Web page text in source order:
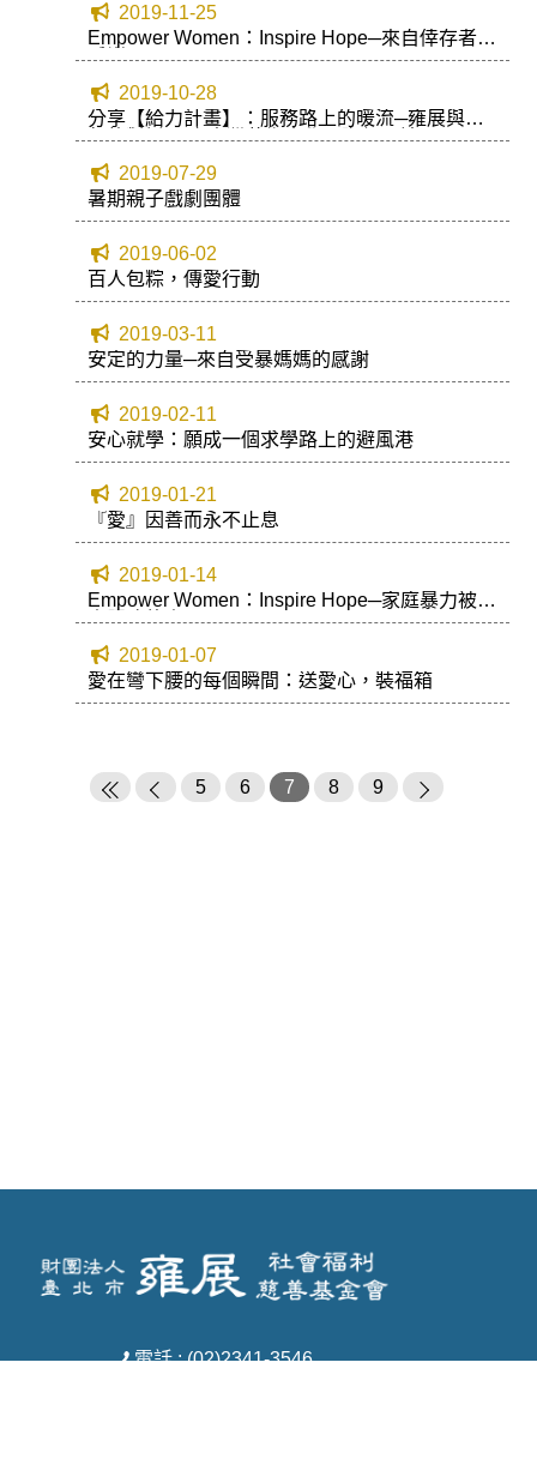
2019-11-25
Empower Women：Inspire Hope─來自倖存者的
感謝(1)
2019-10-28
分享【給力計畫】：服務路上的暖流─雍展與青
年的對話/國立臺灣藝術大學國際紅豆社
2019-07-29
暑期親子戲劇團體
2019-06-02
百人包粽，傳愛行動
2019-03-11
安定的力量─來自受暴媽媽的感謝
2019-02-11
安心就學：願成一個求學路上的避風港
2019-01-21
『愛』因善而永不止息
2019-01-14
Empower Women：Inspire Hope─家庭暴力被害
人服務故事
2019-01-07
愛在彎下腰的每個瞬間：送愛心，裝福箱
5 6 7 8 9
電話 : (02)2341-3546